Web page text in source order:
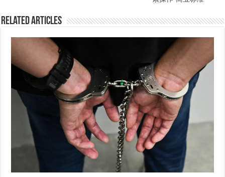
Related Articles